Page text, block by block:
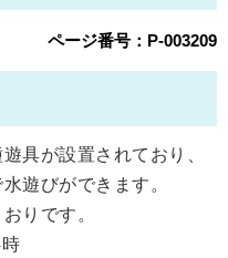
ページ番号：P-003209
具が設置されており、
遊びができます。
りです。